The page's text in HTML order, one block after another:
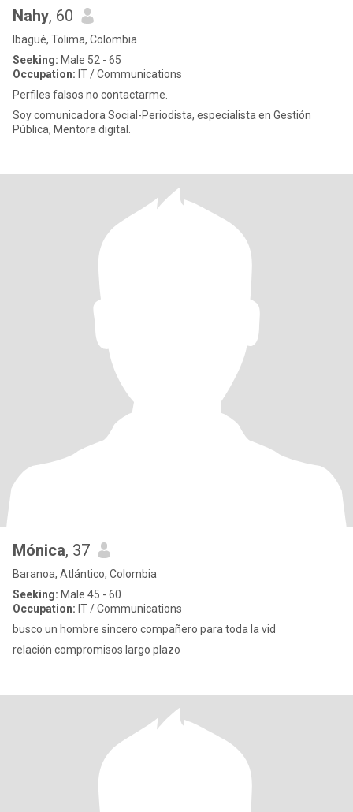
Nahy, 60
Ibagué, Tolima, Colombia
Seeking: Male 52 - 65
Occupation: IT / Communications
Perfiles falsos no contactarme.
Soy comunicadora Social-Periodista, especialista en Gestión
Pública, Mentora digital.
Mónica, 37
Baranoa, Atlántico, Colombia
Seeking: Male 45 - 60
Occupation: IT / Communications
busco un hombre sincero compañero para toda la vid
relación compromisos largo plazo